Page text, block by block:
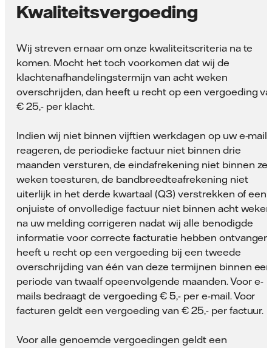
Kwaliteitsvergoeding
Wij streven ernaar om onze kwaliteitscriteria na te
komen. Mocht het toch voorkomen dat wij de
klachtenafhandelingstermijn van acht weken
overschrijden, dan heeft u recht op een vergoeding
€ 25,- per klacht.
Indien wij niet binnen vijftien werkdagen op uw e-mail
reageren, de periodieke factuur niet binnen drie
maanden versturen, de eindafrekening niet binnen
weken toesturen, de bandbreedteafrekening niet
uiterlijk in het derde kwartaal (Q3) verstrekken of een
onjuiste of onvolledige factuur niet binnen acht weken
na uw melding corrigeren nadat wij alle benodigde
informatie voor correcte facturatie hebben ontvangen,
heeft u recht op een vergoeding bij een tweede
overschrijding van één van deze termijnen binnen een
periode van twaalf opeenvolgende maanden. Voor e-
mails bedraagt de vergoeding € 5,- per e-mail. Voor
facturen geldt een vergoeding van € 25,- per factuur.
Voor alle genoemde vergoedingen geldt een